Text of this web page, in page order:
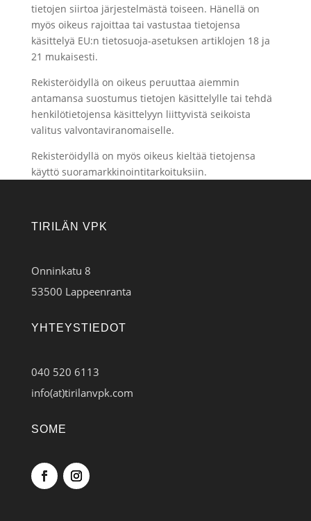
tietojen siirtoa järjestelmästä toiseen. Hänellä on
myös oikeus rajoittaa tai vastustaa tietojensa
käsittelyä EU:n tietosuoja-asetuksen artiklojen 18 ja
21 mukaisesti.
Rekisteröidyllä on oikeus peruuttaa aiemmin
antamansa suostumus tietojen käsittelylle tai tehdä
henkilötietojensa käsittelyyn liittyvistä seikoista
valitus valvontaviranomaiselle.
Rekisteröidyllä on myös oikeus kieltää tietojensa
käyttö suoramarkkinointitarkoituksiin.
TIRILÄN VPK
Onninkatu 8
53500 Lappeenranta
YHTEYSTIEDOT
040 520 6113
info(at)tirilanvpk.com
SOME